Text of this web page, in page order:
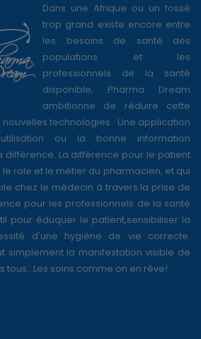
Dans une Afrique ou un fossé
trop grand existe encore entre
les besoins de santé des
populations et les
professionnels de la santé
disponible, Pharma Dream
ambitionne de réduire cette
technologies : Une application
ou la bonne information
différence. La différence pour le patient
role et le métier du pharmacien, et qui
chez le médecin à travers la prise de
pour les professionnels de la santé
pour éduquer le patient,sensibiliser la
d'une hygiène de vie correcte.
simplement la manifestation visible de
tous...Les soins comme on en rêve!